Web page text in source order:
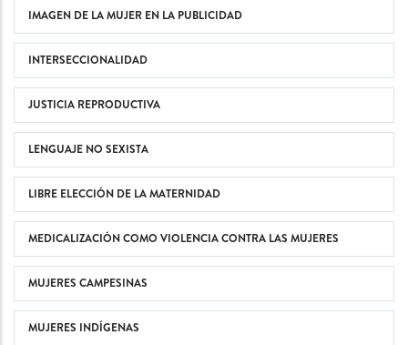
IMAGEN DE LA MUJER EN LA PUBLICIDAD
INTERSECCIONALIDAD
JUSTICIA REPRODUCTIVA
LENGUAJE NO SEXISTA
LIBRE ELECCIÓN DE LA MATERNIDAD
MEDICALIZACIÓN COMO VIOLENCIA CONTRA LAS MUJERES
MUJERES CAMPESINAS
MUJERES INDÍGENAS